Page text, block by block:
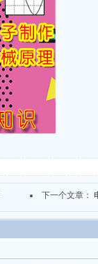
下一个文章：